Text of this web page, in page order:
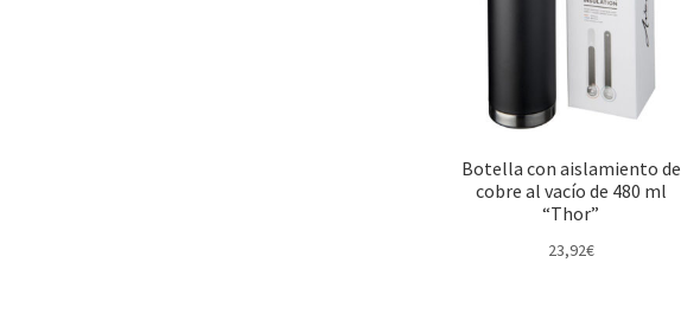
Botella con aislamiento de
cobre al vacío de 480 ml
“Thor”
23,92€